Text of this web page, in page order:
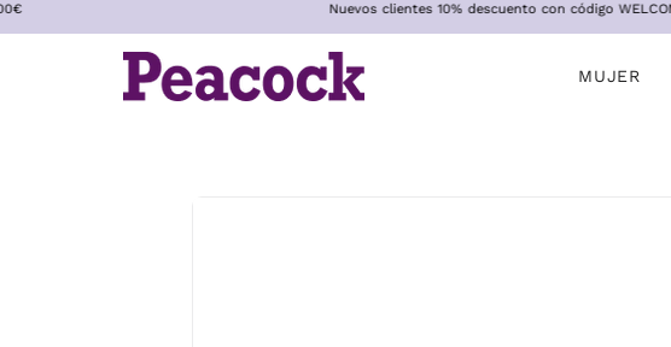
Saltar
Nuevos clientes 10% descuento con código WELCOME10
MUJER